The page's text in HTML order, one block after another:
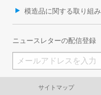
模造品に関する取り組み
ニュースレターの配信登録
サイトマップ